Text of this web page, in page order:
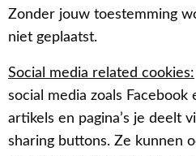
Zonder jouw toestemming
niet geplaatst.
Social media related cookies:
social media zoals Facebook
artikels en pagina’s je deelt
sharing buttons. Ze kunnen